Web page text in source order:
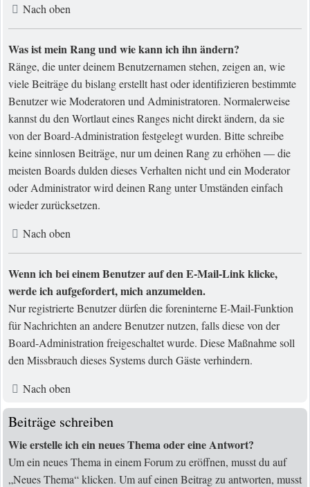
Nach oben
Was ist mein Rang und wie kann ich ihn ändern?
Ränge, die unter deinem Benutzernamen stehen, zeigen an, wie
viele Beiträge du bislang erstellt hast oder identifizieren bestimmte
Benutzer wie Moderatoren und Administratoren. Normalerweise
kannst du den Wortlaut eines Ranges nicht direkt ändern, da sie
von der Board-Administration festgelegt wurden. Bitte schreibe
keine sinnlosen Beiträge, nur um deinen Rang zu erhöhen — die
meisten Boards dulden dieses Verhalten nicht und ein Moderator
oder Administrator wird deinen Rang unter Umständen einfach
wieder zurücksetzen.
Nach oben
Wenn ich bei einem Benutzer auf den E-Mail-Link klicke,
werde ich aufgefordert, mich anzumelden.
Nur registrierte Benutzer dürfen die foreninterne E-Mail-Funktion
für Nachrichten an andere Benutzer nutzen, falls diese von der
Board-Administration freigeschaltet wurde. Diese Maßnahme soll
den Missbrauch dieses Systems durch Gäste verhindern.
Nach oben
Beiträge schreiben
Wie erstelle ich ein neues Thema oder eine Antwort?
Um ein neues Thema in einem Forum zu eröffnen, musst du auf
„Neues Thema“ klicken. Um auf einen Beitrag zu antworten, musst